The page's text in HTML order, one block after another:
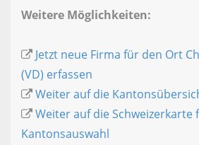
Weitere Möglichkeiten:
Jetzt neue Firma für den Ort
(VD) erfassen
Weiter auf die
Weiter auf die Schweizerkarte
Kantonsauswahl